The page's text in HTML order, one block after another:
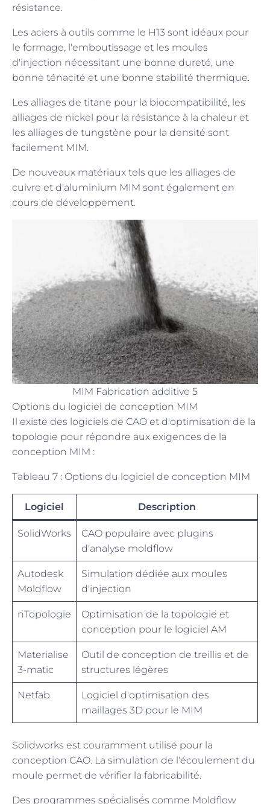
résistance.
Les aciers à outils comme le H13 sont idéaux pour
le formage, l'emboutissage et les moules
d'injection nécessitant une bonne dureté, une
bonne ténacité et une bonne stabilité thermique.
Les alliages de titane pour la biocompatibilité, les
alliages de nickel pour la résistance à la chaleur et
les alliages de tungstène pour la densité sont
facilement MIM.
De nouveaux matériaux tels que les alliages de
cuivre et d'aluminium MIM sont également en
cours de développement.
MIM Fabrication additive 5
Options du logiciel de conception MIM
Il existe des logiciels de CAO et d'optimisation de la
topologie pour répondre aux exigences de la
conception MIM :
Tableau 7 : Options du logiciel de conception MIM
Logiciel Description
SolidWorks
CAO populaire avec plugins
d'analyse moldflow
Autodesk
Moldflow
Simulation dédiée aux moules
d'injection
nTopologie
Optimisation de la topologie et
conception pour le logiciel AM
Materialise
3-matic
Outil de conception de treillis et de
structures légères
Netfab
Logiciel d'optimisation des
maillages 3D pour le MIM
Solidworks est couramment utilisé pour la
conception CAO. La simulation de l'écoulement du
moule permet de vérifier la fabricabilité.
Des programmes spécialisés comme Moldflow